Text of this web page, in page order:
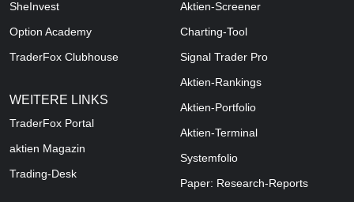
SheInvest
Option Academy
TraderFox Clubhouse
WEITERE LINKS
TraderFox Portal
aktien Magazin
Trading-Desk
Aktien-Screener
Charting-Tool
Signal Trader Pro
Aktien-Rankings
Aktien-Portfolio
Aktien-Terminal
Systemfolio
Paper: Research-Reports